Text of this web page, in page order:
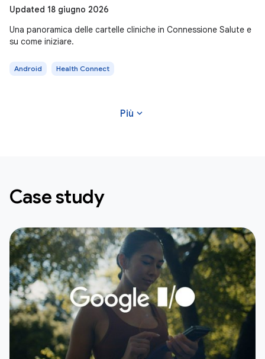
Updated 18 giugno 2026
Una panoramica delle cartelle cliniche in Connessione Salute e
su come iniziare.
Android Health Connect
Più expand_more
Case study